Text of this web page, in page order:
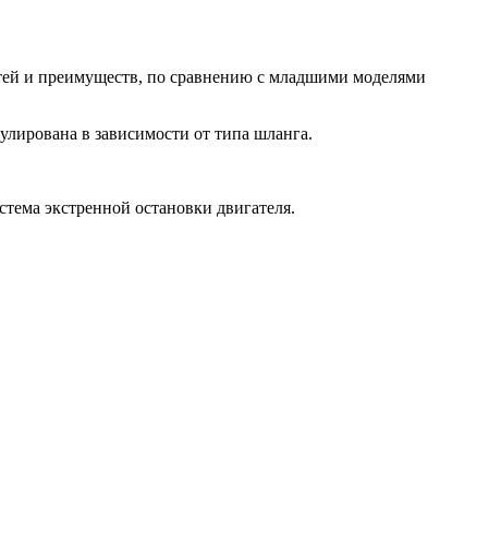
и преимуществ, по сравнению с младшими моделями
в зависимости от типа шланга.
экстренной остановки двигателя.